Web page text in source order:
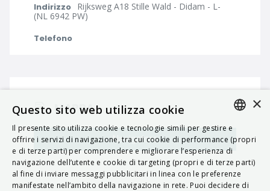
Indirizzo Rijksweg A18 Stille Wald - Didam - L-
(NL 6942 PW)
Telefono
MAPPA
Navigatore ITALIAN
ENGLISH
FRENCH
×
Questo sito web utilizza cookie
Il presente sito utilizza cookie e tecnologie simili per gestire e
offrire i servizi di navigazione, tra cui cookie di performance (propri
e di terze parti) per comprendere e migliorare l’esperienza di
navigazione dell’utente e cookie di targeting (propri e di terze parti)
al fine di inviare messaggi pubblicitari in linea con le preferenze
manifestate nell’ambito della navigazione in rete. Puoi decidere di